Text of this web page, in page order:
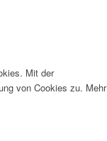
Mit der
von Cookies zu. Mehr